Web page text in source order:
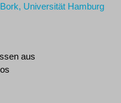
Universität Hamburg
aus